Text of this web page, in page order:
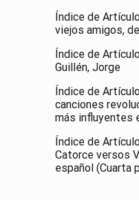
Índice de
viejos amigos,
Índice de
Guillén, Jorge
Índice de
canciones
más influyentes
Índice de
Catorce versos
español (Cuarta